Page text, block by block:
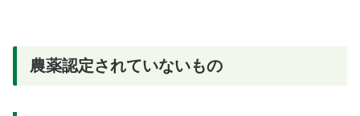
農薬認定されていないもの